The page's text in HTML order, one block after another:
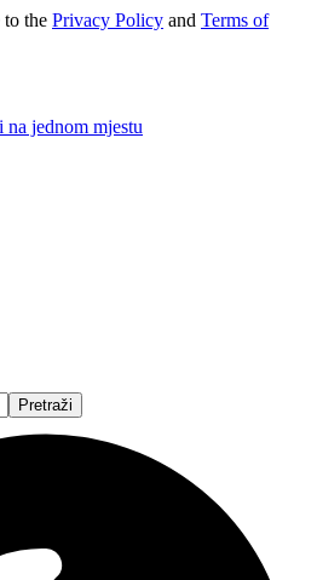
to the Privacy Policy and Terms of
na jednom mjestu